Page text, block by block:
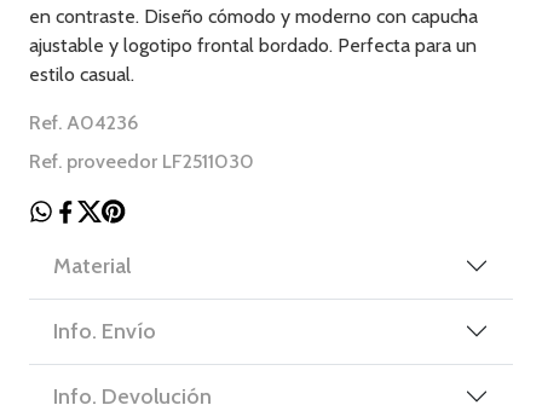
en contraste. Diseño cómodo y moderno con capucha
ajustable y logotipo frontal bordado. Perfecta para un
estilo casual.
Ref. A04236
Ref. proveedor LF2511030
Material
Info. Envío
Info. Devolución